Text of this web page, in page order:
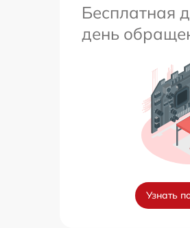
Бесплатная
день
Узнать